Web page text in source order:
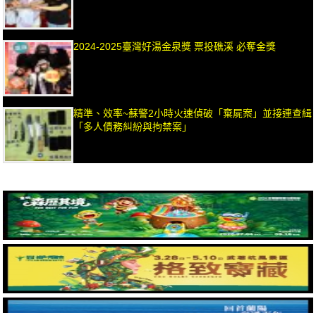
2024-2025臺灣好湯金泉獎 票投礁溪 必奪金獎
精準、效率~蘇警2小時火速偵破「棄屍案」並接連查緝
「多人債務糾紛與拘禁案」